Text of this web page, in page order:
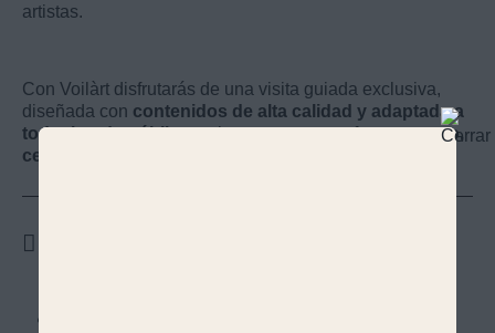
artistas.
Con Voilàrt disfrutarás de una visita guiada exclusiva,
diseñada con contenidos de alta calidad y adaptada a
todo tipo de públicos, siempre con un enfoqueameno,
cercano y enriquecedor.